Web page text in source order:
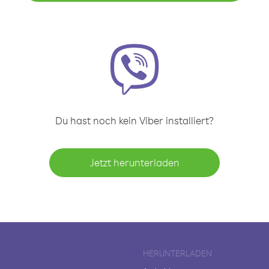
Du hast noch kein Viber installiert?
Jetzt herunterladen
HERUNTERLADEN